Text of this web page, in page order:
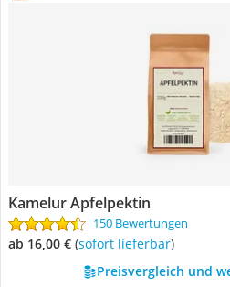
Kamelur Apfelpektin
150 Bewertungen
ab 16,00 € ( Sofort lieferbar)
Preisvergleich und